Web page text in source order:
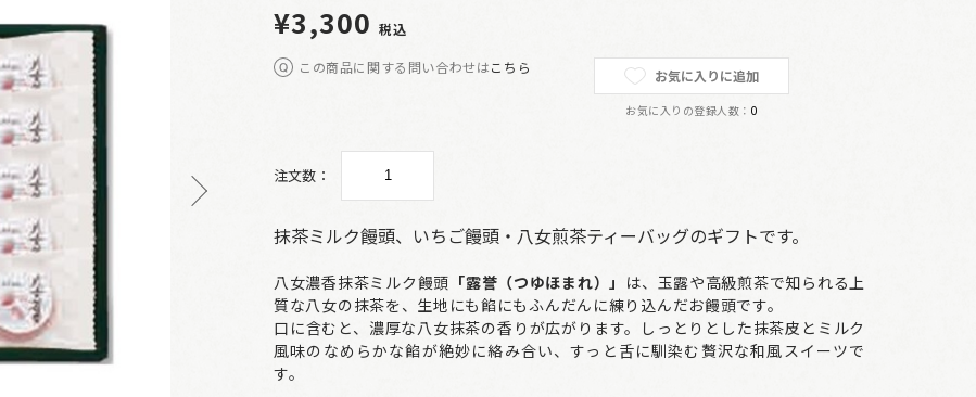
¥3,300 税込
この商品に関する問い合わせはこちら お気に入りに追加
お気に入りの登録人数： 0
注文数：
抹茶ミルク饅頭、いちご饅頭・八女煎茶ティーバッグのギフトです。
八女濃香抹茶ミルク饅頭 「露誉（つゆほまれ）」 は、玉露や高級煎茶で知られる上
質な八女の抹茶を、生地にも餡にもふんだんに練り込んだお饅頭です。
口に含むと、濃厚な八女抹茶の香りが広がります。しっとりとした抹茶皮とミルク
風味のなめらかな餡が絶妙に絡み合い、すっと舌に馴染む贅沢な和風スイーツで
す。